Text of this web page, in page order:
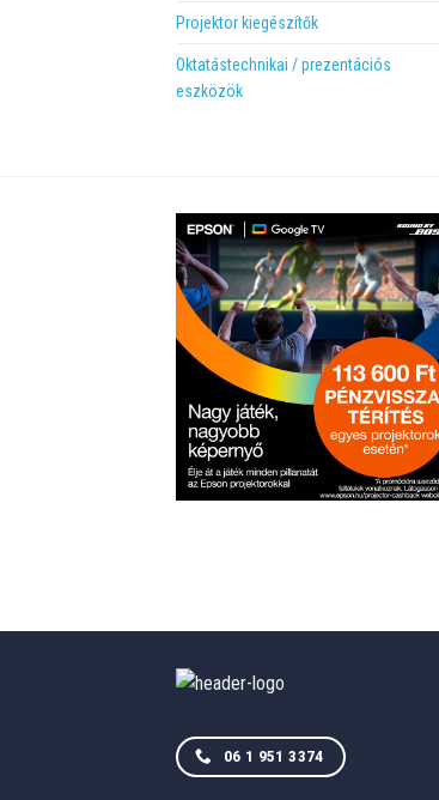
Projektor kiegészítők
Oktatástechnikai / prezentációs
eszközök
06 1 951 3374